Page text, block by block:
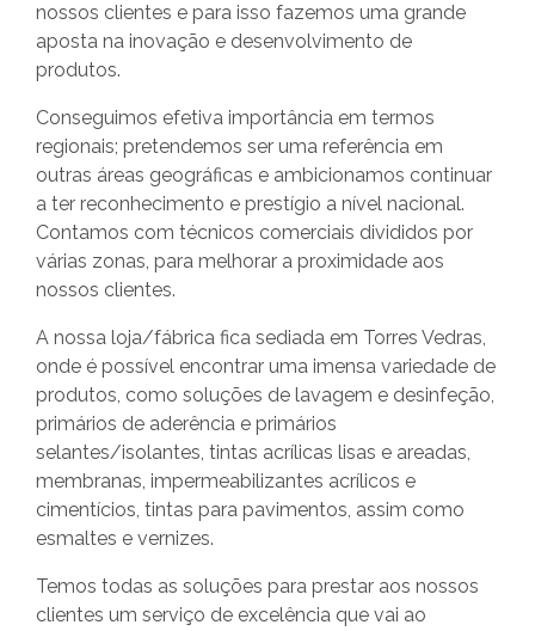
nossos clientes e para isso fazemos uma grande
aposta na inovação e desenvolvimento de
produtos.
Conseguimos efetiva importância em termos
regionais; pretendemos ser uma referência em
outras áreas geográficas e ambicionamos continuar
a ter reconhecimento e prestígio a nível nacional.
Contamos com técnicos comerciais divididos por
várias zonas, para melhorar a proximidade aos
nossos clientes.
A nossa loja/fábrica fica sediada em Torres Vedras,
onde é possível encontrar uma imensa variedade de
produtos, como soluções de lavagem e desinfeção,
primários de aderência e primários
selantes/isolantes, tintas acrílicas lisas e areadas,
membranas, impermeabilizantes acrílicos e
cimentícios, tintas para pavimentos, assim como
esmaltes e vernizes.
Temos todas as soluções para prestar aos nossos
clientes um serviço de excelência que vai ao